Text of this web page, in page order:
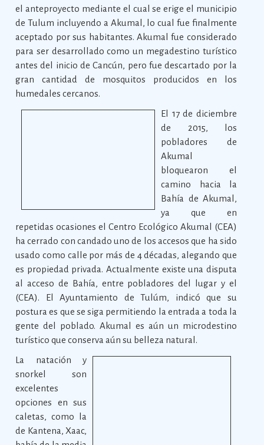
el anteproyecto mediante el cual se erige el municipio
de Tulum incluyendo a Akumal, lo cual fue finalmente
aceptado por sus habitantes. Akumal fue considerado
para ser desarrollado como un megadestino turístico
antes del inicio de Cancún, pero fue descartado por la
gran cantidad de mosquitos producidos en los
humedales cercanos.
El 17 de diciembre
de 2015, los
pobladores de
Akumal
bloquearon el
camino hacia la
Bahía de Akumal,
ya que en
repetidas ocasiones el Centro Ecológico Akumal (CEA)
ha cerrado con candado uno de los accesos que ha sido
usado como calle por más de 4 décadas, alegando que
es propiedad privada. Actualmente existe una disputa
al acceso de Bahía, entre pobladores del lugar y el
(CEA). El Ayuntamiento de Tulúm, indicó que su
postura es que se siga permitiendo la entrada a toda la
gente del poblado. Akumal es aún un microdestino
turístico que conserva aún su belleza natural.
La natación y
snorkel son
excelentes
opciones en sus
caletas, como la
de Kantena, Xaac,